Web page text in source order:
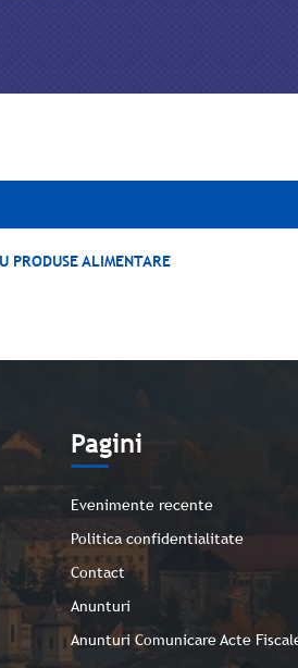
PRODUSE ALIMENTARE
Pagini
Evenimente recente
Politica confidentialitate
Contact
Anunturi
Anunturi Comunicare Acte